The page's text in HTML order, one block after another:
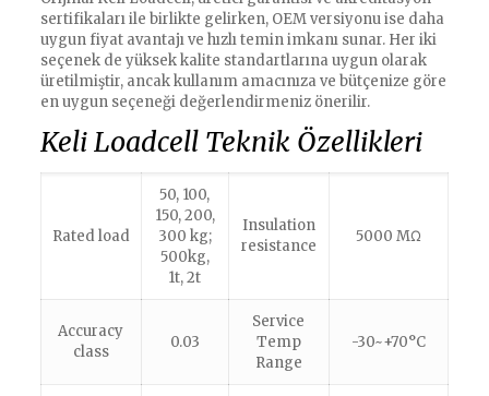
sertifikaları ile birlikte gelirken, OEM versiyonu ise daha
uygun fiyat avantajı ve hızlı temin imkanı sunar. Her iki
seçenek de yüksek kalite standartlarına uygun olarak
üretilmiştir, ancak kullanım amacınıza ve bütçenize göre
en uygun seçeneği değerlendirmeniz önerilir.
Keli Loadcell Teknik Özellikleri
Rated load
50, 100,
150, 200,
300 kg;
500kg,
1t, 2t
Insulation
resistance
5000 MΩ
Accuracy
class
0.03
Service
Temp
Range
-30~+70°C